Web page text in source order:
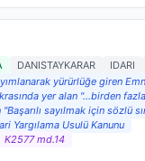
DANISTAYKARAR IDARI
yürürlüğe giren
yer alan "...birden
"Başarılı sayılmak için
Yargılama Usulü Kanunu
K2577 md.14